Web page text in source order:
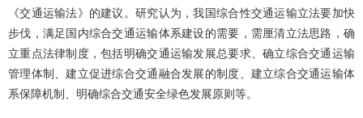
《交通运输法》的建议。研究认为，我国综合性交通运输立法要加快
步伐，满足国内综合交通运输体系建设的需要，需厘清立法思路，确
立重点法律制度，包括明确交通运输发展总要求、确立综合交通运输
管理体制、建立促进综合交通融合发展的制度、建立综合交通运输体
系保障机制、明确综合交通安全绿色发展原则等。